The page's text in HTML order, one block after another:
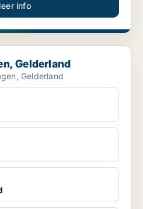
info
Gelderland
Gelderland